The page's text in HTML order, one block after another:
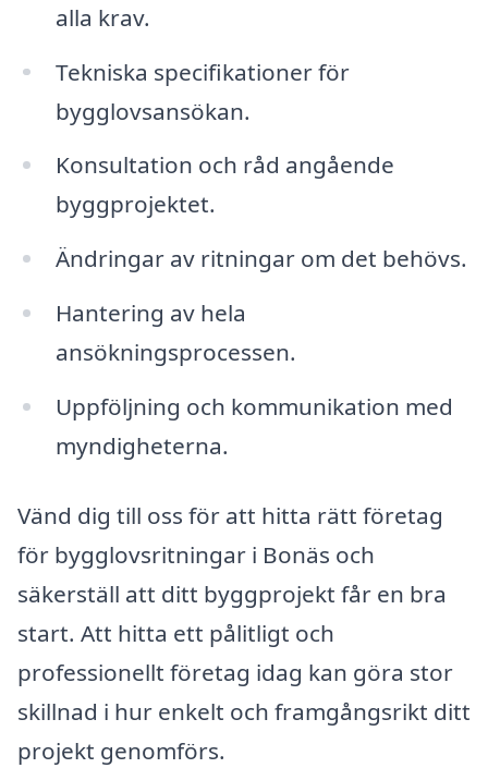
alla krav.
Tekniska specifikationer för
bygglovsansökan.
Konsultation och råd angående
byggprojektet.
Ändringar av ritningar om det behövs.
Hantering av hela
ansökningsprocessen.
Uppföljning och kommunikation med
myndigheterna.
Vänd dig till oss för att hitta rätt företag
för bygglovsritningar i Bonäs och
säkerställ att ditt byggprojekt får en bra
start. Att hitta ett pålitligt och
professionellt företag idag kan göra stor
skillnad i hur enkelt och framgångsrikt ditt
projekt genomförs.